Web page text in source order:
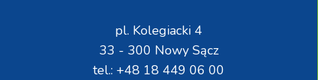
pl. Kolegiacki 4
33 - 300 Nowy Sącz
tel.: +48 18 449 06 00